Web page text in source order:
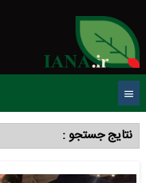
نتایج جستجو :